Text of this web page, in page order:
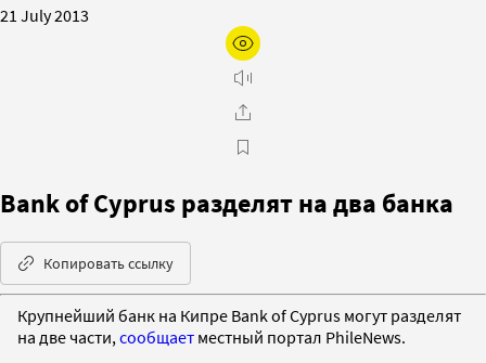
21 July 2013
Bank of Cyprus разделят на два банка
Копировать ссылку
Крупнейший банк на Кипре Bank of Cyprus могут разделят
на две части, сообщает местный портал PhileNews.